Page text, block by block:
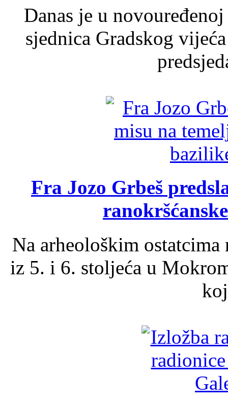
Danas je u
sjednica Gradskog
Fra Jozo Grbeš
Na arheološkim
iz 5. i 6. stoljeća u